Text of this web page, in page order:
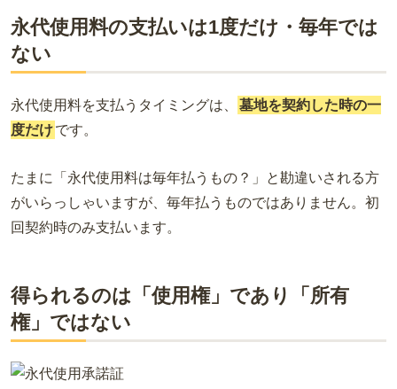
永代使用料の支払いは1度だけ・毎年では
ない
永代使用料を支払うタイミングは、
墓地を契約した時の一
度だけです。
たまに「永代使用料は毎年払うもの？」と勘違いされる方
がいらっしゃいますが、毎年払うものではありません。初
回契約時のみ支払います。
得られるのは「使用権」であり「所有
権」ではない